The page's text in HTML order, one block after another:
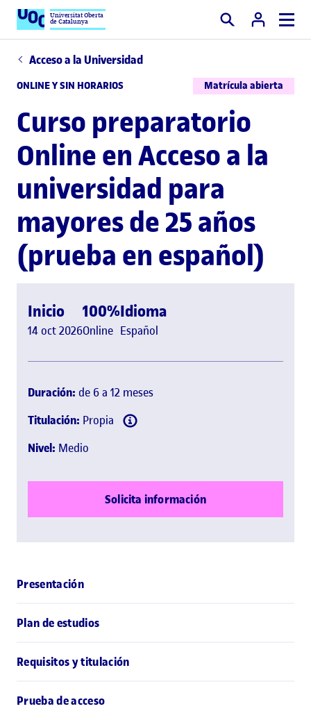
Universitat Oberta
de Catalunya Buscar
Acceso a la Universidad
ONLINE Y SIN HORARIOS Matrícula abierta
Curso preparatorio
Online en Acceso a la
universidad para
mayores de 25 años
(prueba en español)
Inicio
14 oct 2026
100%
Online
Idioma
Español
Duración: de 6 a 12 meses
Titulación: Propia
Nivel: Medio
Solicita información
Presentación
Plan de estudios
Requisitos y titulación
Prueba de acceso